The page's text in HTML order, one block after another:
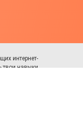
интернет-
твои навыки.